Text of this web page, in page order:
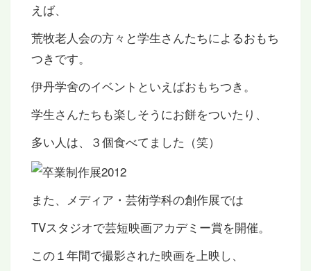
えば、
荒牧老人会の方々と学生さんたちによるおもち
つきです。
伊丹学舍のイベントといえばおもちつき。
学生さんたちも楽しそうにお餅をついたり、
多い人は、３個食べてました（笑）
また、メディア・芸術学科の創作展では
TVスタジオで芸短映画アカデミー賞を開催。
この１年間で撮影された映画を上映し、